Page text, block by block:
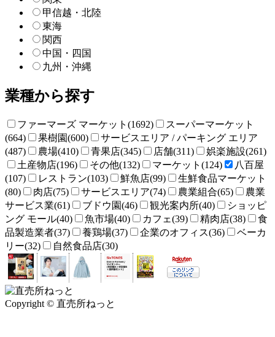
甲信越・北陸
東海
関西
中国・四国
九州・沖縄
業種から探す
ファーマーズ マーケット(1692)
スーパーマーケット
(664)
果樹園(600)
サービスエリア / パーキング エリア
(487)
農場(410) 青果店(345) 店舗(311)
娯楽施設(261)
土産物店(196)
その他(132) マーケット(124)
八百屋
(107)
レストラン(103) 鮮魚店(99)
生鮮食品マーケット
(80)
肉店(75) サービスエリア(74) 農業組合(65)
農業
サービス業(61)
ブドウ園(46) 観光案内所(40)
ショッピ
ング モール(40)
魚市場(40) カフェ(39) 精肉店(38)
食
品製造業者(37)
養鶏場(37) 企業のオフィス(36)
ベーカ
リー(32)
自然食品店(30)
Copyright © 直売所ねっと